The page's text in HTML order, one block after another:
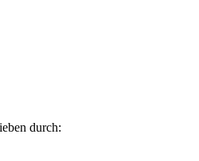
durch: